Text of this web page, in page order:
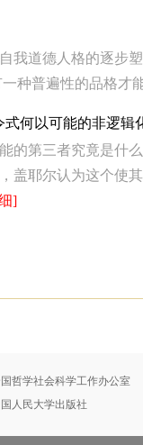
我道德人格的逐步
种普遍性的品格才
何以可能的非逻辑
的第三者究竟是什
盖耶尔认为这个使
]
哲学社会科学工作办公室
人民大学出版社